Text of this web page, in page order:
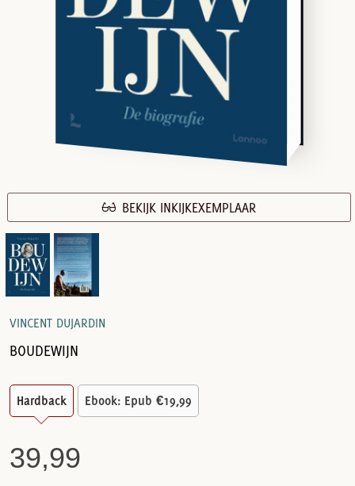
BEKIJK INKIJKEXEMPLAAR
VINCENT DUJARDIN
BOUDEWIJN
Hardback Ebook: Epub €19,99
39,99